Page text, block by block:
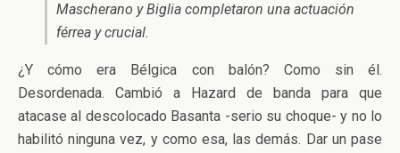
Mascherano y Biglia completaron una actuación
férrea y crucial.
¿Y cómo era Bélgica con balón? Como sin él.
Desordenada. Cambió a Hazard de banda para que
atacase al descolocado Basanta -serio su choque- y no lo
habilitó ninguna vez, y como esa, las demás. Dar un pase